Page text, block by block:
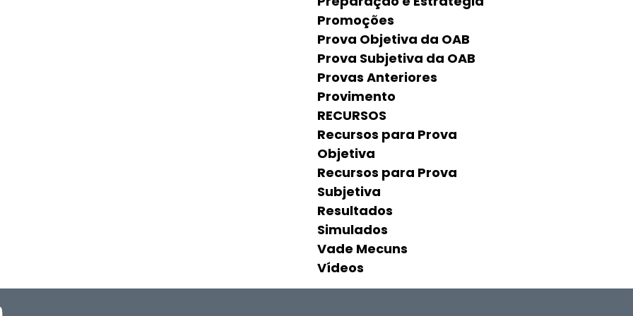
Promoções
Prova Objetiva da OAB
Prova Subjetiva da OAB
Provas Anteriores
Provimento
RECURSOS
Recursos para Prova
Objetiva
Recursos para Prova
Subjetiva
Resultados
Simulados
Vade Mecuns
Vídeos